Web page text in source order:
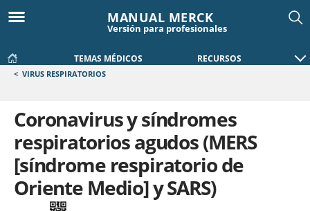
MANUAL MERCK
Versión para profesionales
TEMAS MÉDICOS RECURSOS
< VIRUS RESPIRATORIOS
Coronavirus y síndromes
respiratorios agudos (MERS
[síndrome respiratorio de
Oriente Medio] y SARS)